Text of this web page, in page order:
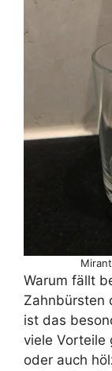
Warum fällt
Zahnbürsten
ist das
viele Vorteile
oder auch